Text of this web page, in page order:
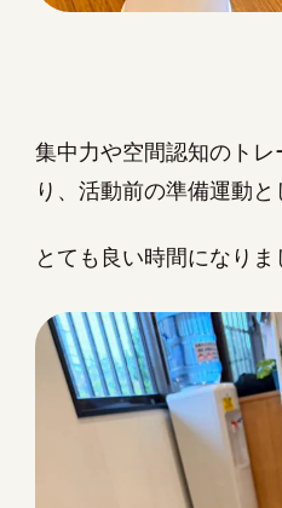
集中力や空間認知のト
り、活動前の準備運動と
とても良い時間になりま